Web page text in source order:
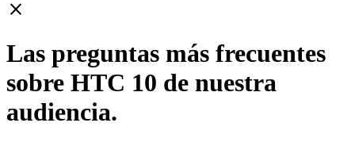
close
Las preguntas más frecuentes
sobre HTC 10 de nuestra
audiencia.